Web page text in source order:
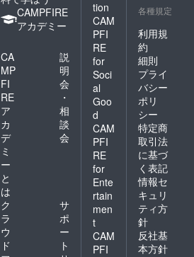
CAMPFIRE
アカデミー
CA
MP
FI
RE
ア
カ
デ
ミ
ー
と
は
説
明
会
・
相
談
会
ク
ラ
ウ
ド
サ
ポ
ー
ト
tion
CAM
PFI
RE
for
Soci
al
Goo
d
CAM
PFI
RE
for
Ente
rtain
men
t
CAM
PFI
各種規定
利用規
約
細則
プライ
バシー
ポリ
シー
特定商
取引法
に基づ
く表記
情報セ
キュリ
ティ方
針
反社基
本方針